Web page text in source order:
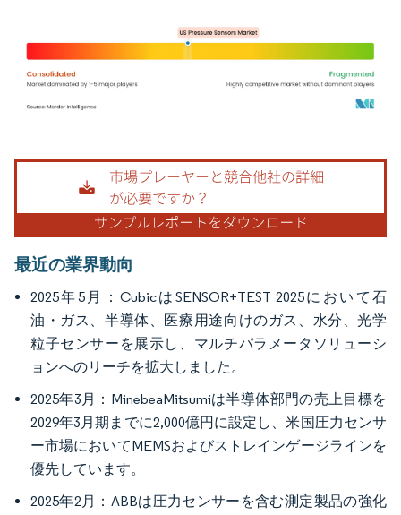
画像 © Mordor Intelligence。再利用にはCC BY 4.0の表示が必要です。
最近の業界動向
2025年5月：CubicはSENSOR+TEST 2025において石
油・ガス、半導体、医療用途向けのガス、水分、光学
粒子センサーを展示し、マルチパラメータソリューシ
ョンへのリーチを拡大しました。
2025年3月：MinebeaMitsumiは半導体部門の売上目標を
2029年3月期までに2,000億円に設定し、米国圧力センサ
ー市場においてMEMSおよびストレインゲージラインを
優先しています。
2025年2月：ABBは圧力センサーを含む測定製品の強化